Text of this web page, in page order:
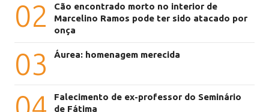
02
Cão encontrado morto no interior de
Marcelino Ramos pode ter sido atacado por
onça
03 Áurea: homenagem merecida
Falecimento de ex-professor do Seminário
de Fátima